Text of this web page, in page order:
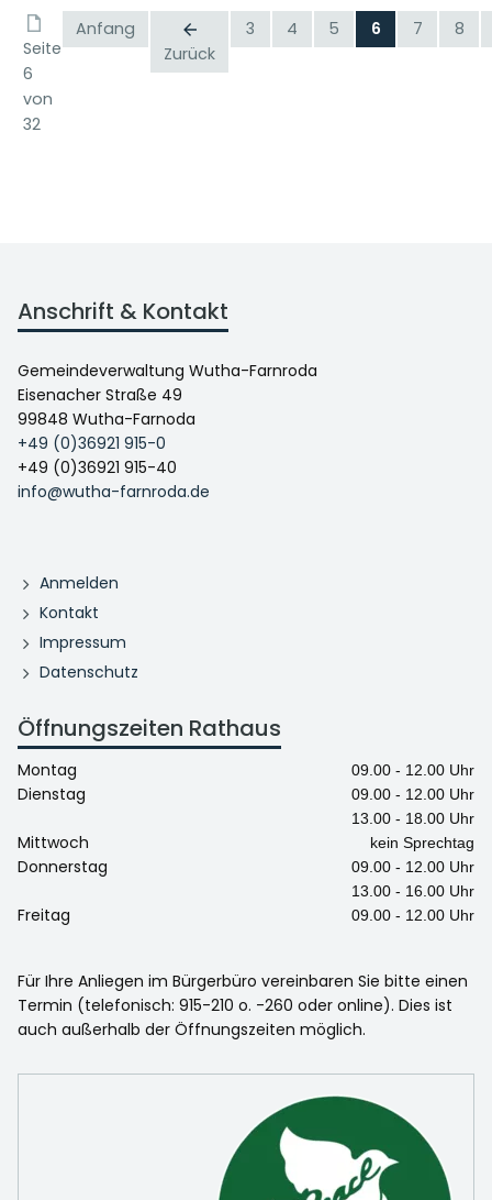
Seite
6
von
32
Anfang
Zurück
3 4 5 6 7 8
Anschrift & Kontakt
Gemeindeverwaltung Wutha-Farnroda
Eisenacher Straße 49
99848 Wutha-Farnoda
+49 (0)36921 915-0
+49 (0)36921 915-40
info@wutha-farnroda.de
Anmelden
Kontakt
Impressum
Datenschutz
Öffnungszeiten Rathaus
Montag 09.00 - 12.00 Uhr
Dienstag
09.00 - 12.00 Uhr
13.00 - 18.00 Uhr
Mittwoch kein Sprechtag
Donnerstag
09.00 - 12.00 Uhr
13.00 - 16.00 Uhr
Freitag 09.00 - 12.00 Uhr
Für Ihre Anliegen im Bürgerbüro vereinbaren Sie bitte einen
Termin (telefonisch: 915-210 o. -260 oder online). Dies ist
auch außerhalb der Öffnungszeiten möglich.